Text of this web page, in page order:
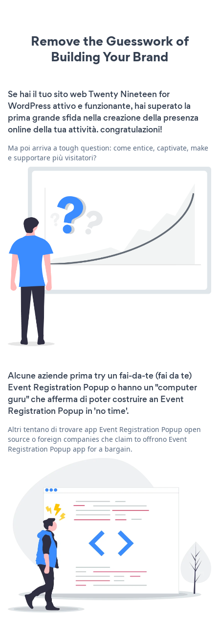
Remove the Guesswork of
Building Your Brand
Se hai il tuo sito web Twenty Nineteen for
WordPress attivo e funzionante, hai superato la
prima grande sfida nella creazione della presenza
online della tua attività. congratulazioni!
Ma poi arriva a tough question: come entice, captivate, make
e supportare più visitatori?
Alcune aziende prima try un fai-da-te (fai da te)
Event Registration Popup o hanno un "computer
guru" che afferma di poter costruire an Event
Registration Popup in 'no time'.
Altri tentano di trovare app Event Registration Popup open
source o foreign companies che claim to offrono Event
Registration Popup app for a bargain.